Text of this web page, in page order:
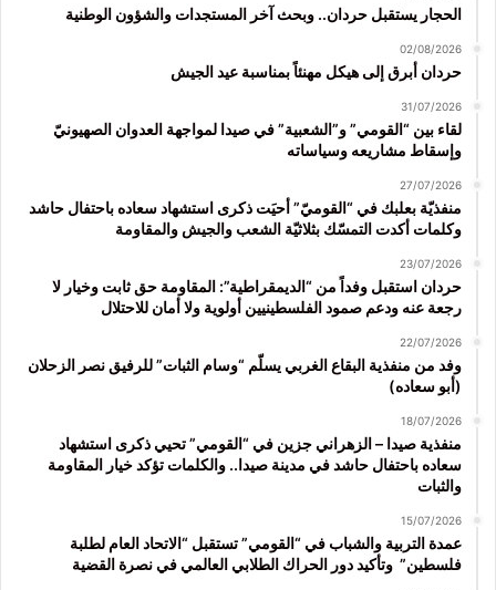
الحجار يستقبل حردان.. وبحث آخر المستجدات والشؤون الوطنية
02/08/2026
حردان أبرق إلى هيكل مهنئاً بمناسبة عيد الجيش
31/07/2026
لقاء بين “القومي” و”الشعبية” في صيدا لمواجهة العدوان الصهيونيّ
وإسقاط مشاريعه وسياساته
27/07/2026
منفذيّة بعلبك في “القوميّ” أحيَت ذكرى استشهاد سعاده باحتفال حاشد
وكلمات أكدت التمسّك بثلاثيّة الشعب والجيش والمقاومة
23/07/2026
حردان استقبل وفداً من “الديمقراطية”: المقاومة حق ثابت وخيار لا
رجعة عنه ودعم صمود الفلسطينيين أولوية ولا أمان للاحتلال
22/07/2026
وفد من منفذية البقاع الغربي يسلّم “وسام الثبات” للرفيق نصر الزحلان
(أبو سعاده)
18/07/2026
منفذية صيدا – الزهراني جزين في “القومي” تحيي ذكرى استشهاد
سعاده باحتفال حاشد في مدينة صيدا.. والكلمات تؤكد خيار المقاومة
والثبات
15/07/2026
عمدة التربية والشباب في “القومي” تستقبل “الاتحاد العام لطلبة
فلسطين” وتأكيد دور الحراك الطلابي العالمي في نصرة القضية